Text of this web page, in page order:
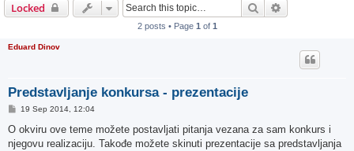
Locked Search
2 posts • Page 1 of 1
Eduard Dinov
Predstavljanje konkursa - prezentacije
P
s
19 Sep 2014, 12:04
O okviru ove teme možete postavljati pitanja vezana za sam konkurs i
njegovu realizaciju. Takođe možete skinuti prezentacije sa predstavljanja